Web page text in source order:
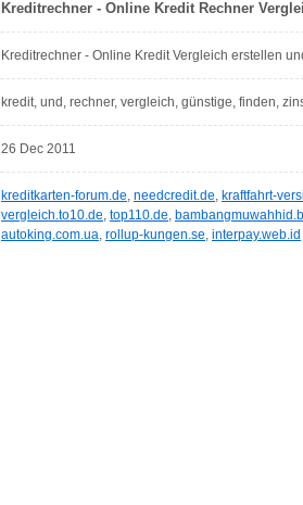
Kreditrechner - Online Kredit Rechner
Kreditrechner - Online Kredit Vergleich erstellen
kredit, und, rechner, vergleich, günstige, finden,
26 Dec 2011
kreditkarten-forum.de, needcredit.de, kraftfahrt-
vergleich.to10.de, top110.de,
autoking.com.ua, rollup-kungen.se, interpay.web.id